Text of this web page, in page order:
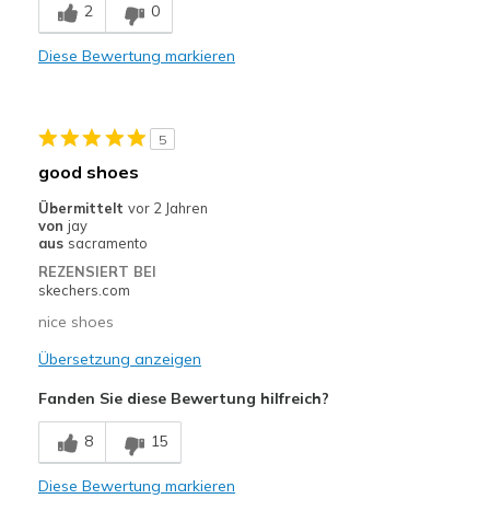
Durable
2 0
Diese Bewertung markieren
5
good shoes
Übermittelt vor 2 Jahren
von jay
aus sacramento
REZENSIERT BEI
skechers.com
nice shoes
Übersetzung anzeigen
Fanden Sie diese Bewertung hilfreich?
8 15
Diese Bewertung markieren